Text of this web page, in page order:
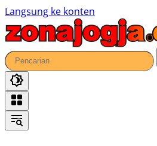
Langsung ke konten